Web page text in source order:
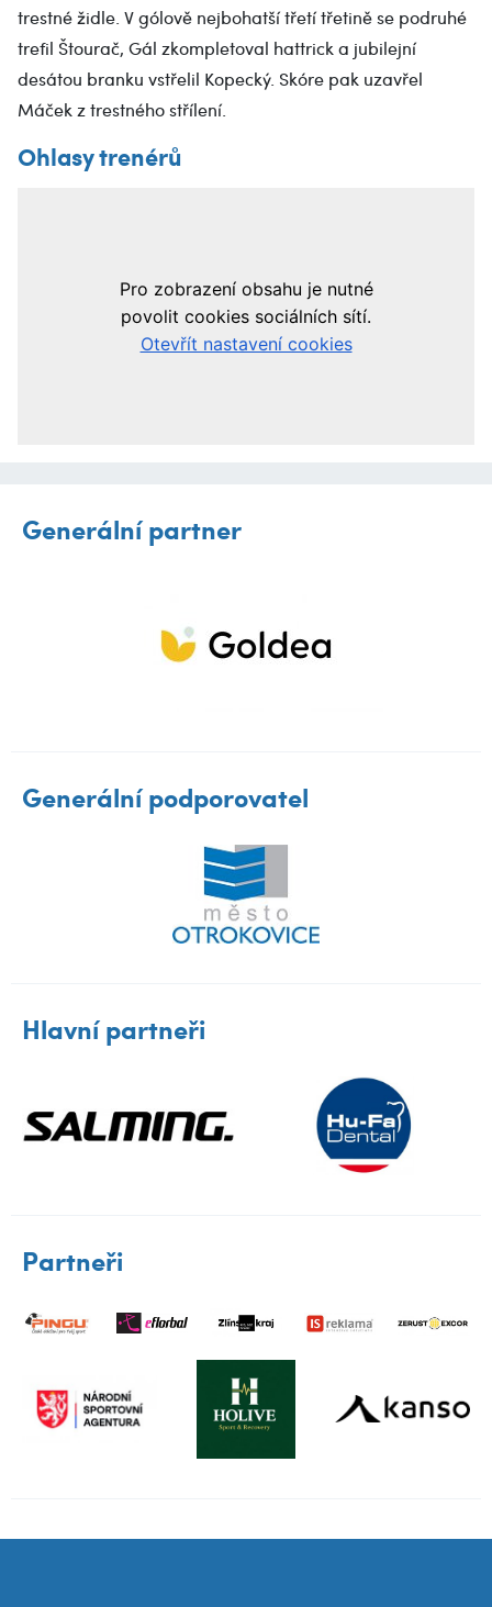
trestné židle. V gólově nejbohatší třetí třetině se podruhé
trefil Štourač, Gál zkompletoval hattrick a jubilejní
desátou branku vstřelil Kopecký. Skóre pak uzavřel
Máček z trestného střílení.
Ohlasy trenérů
Generální partner
Generální podporovatel
Hlavní partneři
Partneři